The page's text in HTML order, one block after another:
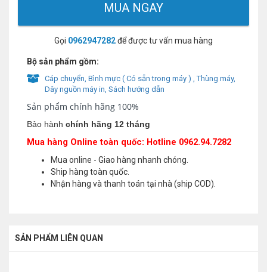
MUA NGAY
Gọi 0962947282để được tư vấn mua hàng
Bộ sản phẩm gồm:
Cáp chuyển, Bình mực ( Có sẵn trong máy ) , Thùng máy,
Dây nguồn máy in, Sách hướng dẫn
Sản phẩm chính hãng 100%
Bảo hành chính hãng 12 tháng
Mua hàng Online toàn quốc: Hotline 0962.94.7282
Mua online - Giao hàng nhanh chóng.
Ship hàng toàn quốc.
Nhận hàng và thanh toán tại nhà (ship COD).
SẢN PHẨM LIÊN QUAN